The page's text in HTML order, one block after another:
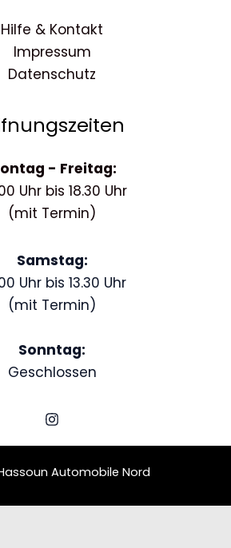
Hilfe & Kontakt
Impressum
Datenschutz
- Freitag:
Uhr bis 18.30 Uhr
(mit Termin)
Samstag:
Uhr bis 13.30 Uhr
(mit Termin)
Sonntag:
Geschlossen
Automobile Nord